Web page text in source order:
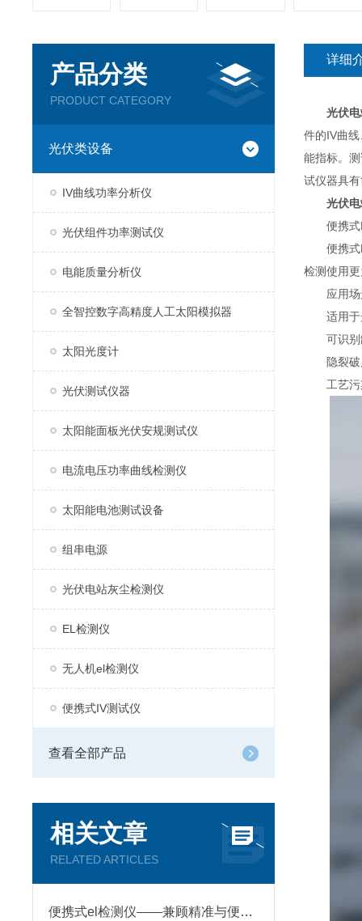
产品分类
PRODUCT CATEGORY
光伏类设备
IV曲线功率分析仪
光伏组件功率测试仪
电能质量分析仪
全智控数字高精度人工太阳模拟器
太阳光度计
光伏测试仪器
太阳能面板光伏安规测试仪
电流电压功率曲线检测仪
太阳能电池测试设备
组串电源
光伏电站灰尘检测仪
EL检测仪
无人机el检测仪
便携式IV测试仪
查看全部产品
相关文章
RELATED ARTICLES
便携式el检测仪——兼顾精准与便捷的检测利器
详细
光伏
件的IV曲
能指标。
试仪器具
光伏
便携式
便携式
检测使用
应用场
适用于光
可识别
隐裂破
工艺污